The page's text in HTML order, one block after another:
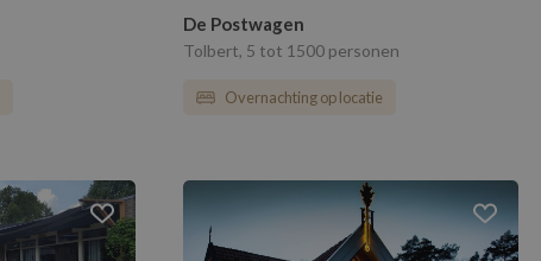
De Postwagen
Tolbert, 5 tot 1500 personen
Overnachting op locatie